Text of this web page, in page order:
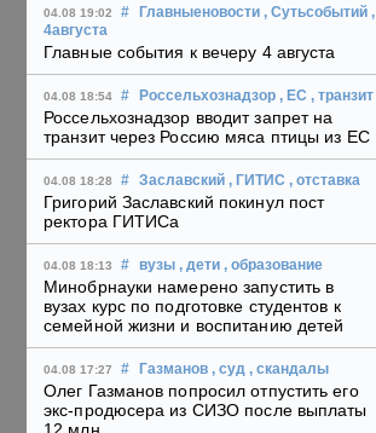
04.08 19:02 # Главныеновости , Сутьсобытий ,
4августа
Главные события к вечеру 4 августа
04.08 18:54 # Россельхознадзор , ЕС , транзит
Россельхознадзор вводит запрет на
транзит через Россию мяса птицы из ЕС
04.08 18:28 # Заславский , ГИТИС , отставка
Григорий Заславский покинул пост
ректора ГИТИСа
04.08 18:13 # вузы , дети , образование
Минобрнауки намерено запустить в
вузах курс по подготовке студентов к
семейной жизни и воспитанию детей
04.08 17:27 # Газманов , суд , скандалы
Олег Газманов попросил отпустить его
экс-продюсера из СИЗО после выплаты